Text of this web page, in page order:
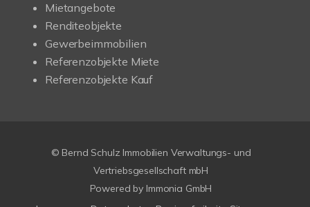
Mietangebote
Renditeobjekte
Gewerbeimmobilien
Referenzobjekte Miete
Referenzobjekte Kauf
© Bernd Schulz Immobilien Verwaltungs- und
Vertriebsgesellschaft mbH
Powered by Immonia GmbH